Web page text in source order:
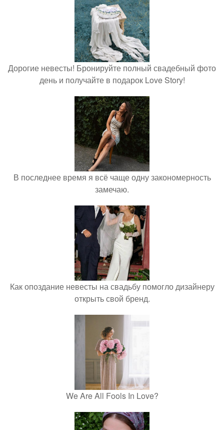
Дорогие невесты! Бронируйте полный свадебный фото
день и получайте в подарок Love Story!
В последнее время я всё чаще одну закономерность
замечаю.
Как опоздание невесты на свадьбу помогло дизайнеру
открыть свой бренд.
We Are All Fools In Love?